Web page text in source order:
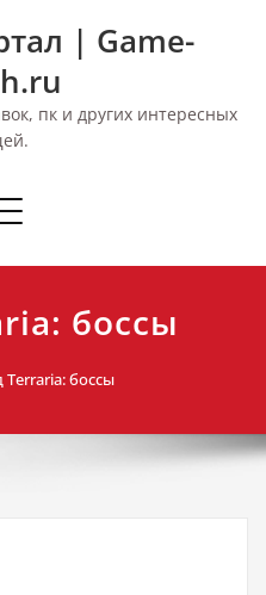
| Game-
пк и других интересных
боссы
Terraria: боссы